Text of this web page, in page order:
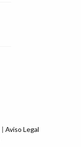
| Aviso Legal